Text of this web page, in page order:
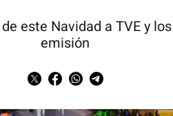
este Navidad a TVE y
emisión